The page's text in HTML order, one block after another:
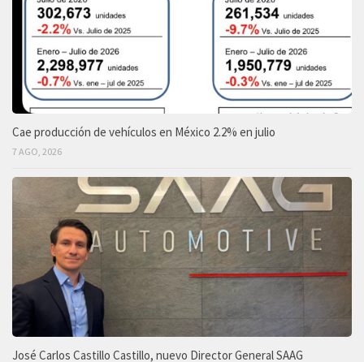
Cae producción de vehículos en México 2.2% en julio
7 AGO, 2026
José Carlos Castillo Castillo, nuevo Director General SAAG